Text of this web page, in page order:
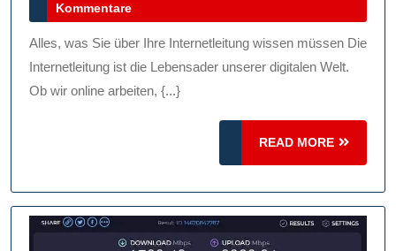
Für
2026
Kommentare
Alles, was Sie über Ihre Internetleitung wissen müssen Die
Internetleitung ist die Lebensader unserer digitalen Welt.
Ob wir online arbeiten, {...}
READ MORE
READ
MORE